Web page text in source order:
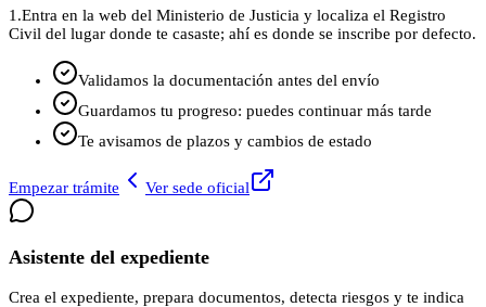
1.Entra en la web del Ministerio de Justicia y localiza el Registro
Civil del lugar donde te casaste; ahí es donde se inscribe por defecto.
Validamos la documentación antes del envío
Guardamos tu progreso: puedes continuar más tarde
Te avisamos de plazos y cambios de estado
Empezar trámite Ver sede oficial
Asistente del expediente
Crea el expediente, prepara documentos, detecta riesgos y te indica